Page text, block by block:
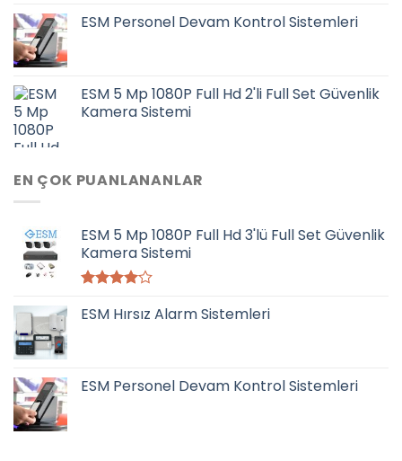
ESM Personel Devam Kontrol Sistemleri
ESM 5 Mp 1080P Full Hd 2'li Full Set Güvenlik
Kamera Sistemi
EN ÇOK PUANLANANLAR
ESM 5 Mp 1080P Full Hd 3'lü Full Set Güvenlik
Kamera Sistemi
üzerinden
ESM Hırsız Alarm Sistemleri
ESM Personel Devam Kontrol Sistemleri